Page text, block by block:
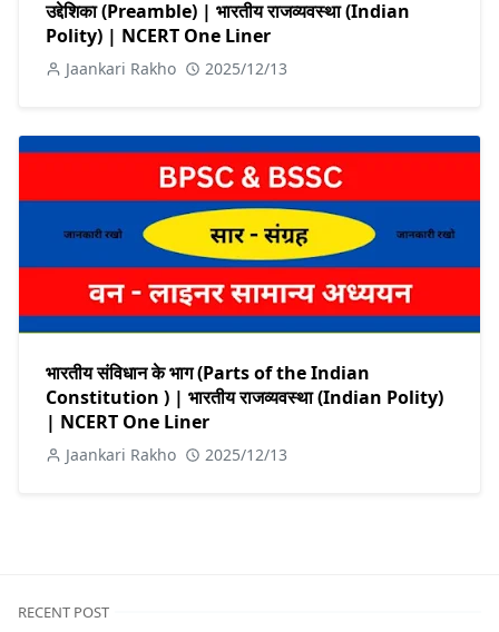
उद्देशिका (Preamble) | भारतीय राजव्यवस्था (Indian
Polity) | NCERT One Liner
Jaankari Rakho 2025/12/13
भारतीय संविधान के भाग (Parts of the Indian
Constitution ) | भारतीय राजव्यवस्था (Indian Polity)
| NCERT One Liner
Jaankari Rakho 2025/12/13
RECENT POST